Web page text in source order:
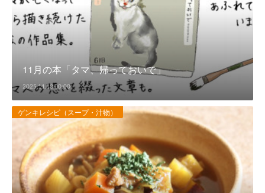
11月の本「タマ、帰っておいで」
2025.11.18 00:00
ゲンキレシピ（スープ・汁物）